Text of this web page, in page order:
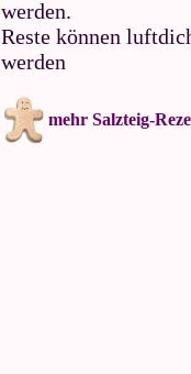
werden.
Reste können
werden
mehr Salzteig-